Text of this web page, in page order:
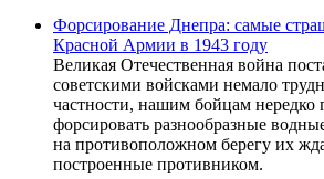
Форсирование Днепра: самые
Красной Армии в 1943 году
Великая Отечественная война
советскими войсками немало
частности, нашим бойцам нередко
форсировать разнообразные
на противоположном берегу их
построенные противником.